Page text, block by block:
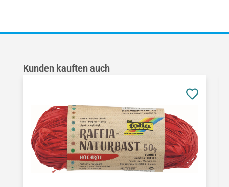
Produktgalerie überspringen
Kunden kauften auch